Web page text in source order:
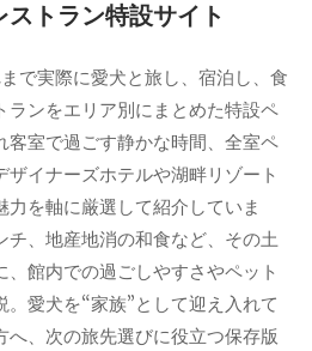
トラン特設サイト
で実際に愛犬と旅し、宿泊し、食
ランをエリア別にまとめた特設ペ
客室で過ごす静かな時間、全室ペ
ザイナーズホテルや湖畔リゾート
力を軸に厳選して紹介していま
チ、地産地消の和食など、その土
館内での過ごしやすさやペット
愛犬を“家族”として迎え入れて
へ、次の旅先選びに役立つ保存版